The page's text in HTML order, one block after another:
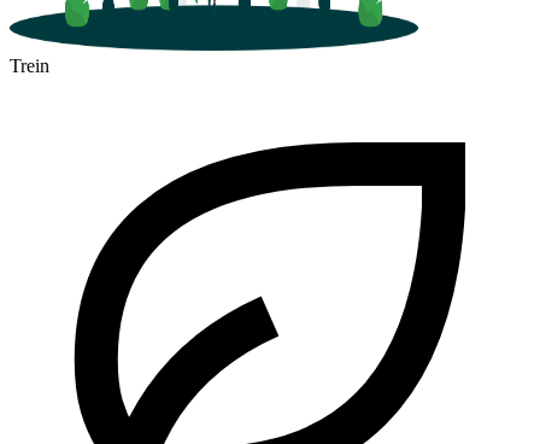
Trein